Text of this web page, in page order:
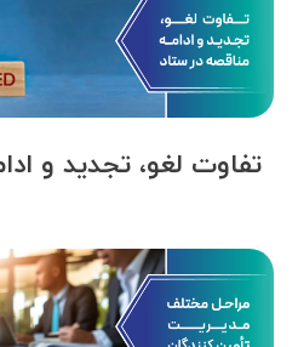
تفاوت لغو، تجدید و